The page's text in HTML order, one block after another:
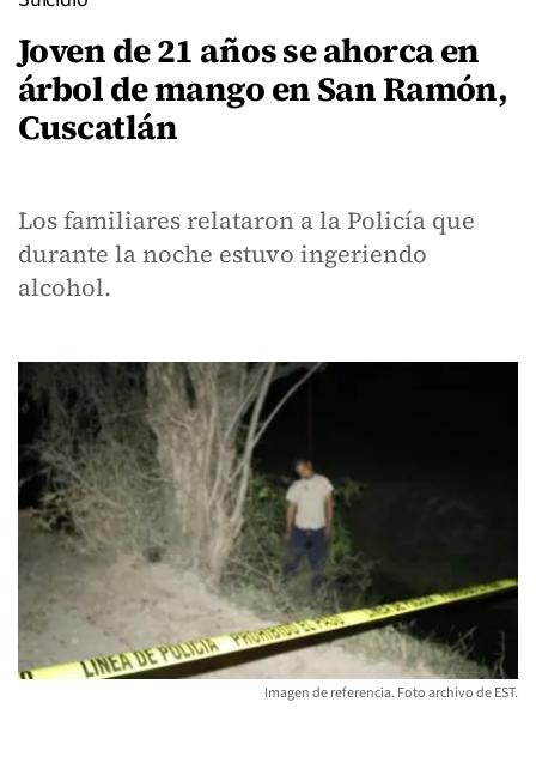
Joven de 21 años se ahorca en
árbol de mango en San Ramón,
Cuscatlán
Los familiares relataron a la Policía que
durante la noche estuvo ingeriendo
alcohol.
Imagen de referencia. Foto archivo de EST.